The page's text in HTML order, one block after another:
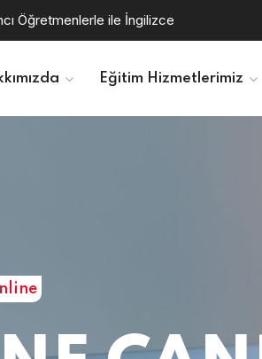
Öğretmenlerle ile İngilizce
Eğitim Hizmetlerimiz